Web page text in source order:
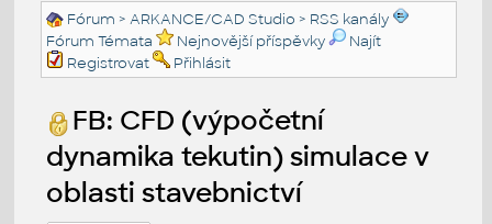
Fórum >ARKANCE/CAD Studio > RSS kanály
Fórum Témata
Nejnovější příspěvky
Najít
Registrovat
Přihlásit
FB: CFD (výpočetní
dynamika tekutin) simulace v
oblasti stavebnictví